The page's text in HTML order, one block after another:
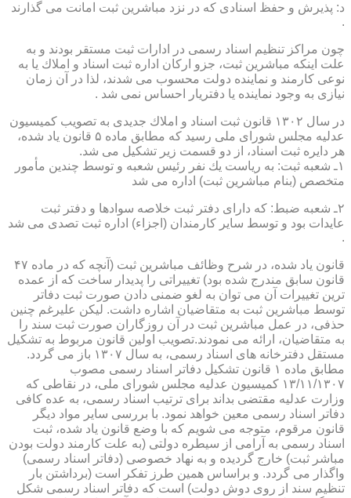
د: پذیرش و حفظ اسنادی كه در نزد مباشرین ثبت امانت می گذارند
.
چون مراكز تنظیم اسناد رسمی در ادارات ثبت مستقر بودند و به
علت اینكه مباشرین ثبت، جزو اركان اداره ثبت اسناد و املاك یا به
نوعی كارمند و نماینده دولت محسوب می شدند، لذا در آن زمان
نیازی به وجود نماینده یا دفتریار احساس نمی شد .
در سال ۱۳۰۲ قانون ثبت اسناد و املاك جدیدی به تصویب كمیسیون
عدلیه مجلس شورای ملی رسید كه مطابق ماده ۵ قانون یاد شده،
هر دایره ثبت اسناد، از دو قسمت زیر تشكیل می شد.
۱ـ شعبه ثبت: به ریاست یك نفر رئیس شعبه و توسط چندین مأمور
متخصص (بنام مباشرین ثبت) اداره می شد
۲ـ شعبه ضبط: كه دارای دفتر ثبت خلاصه سوادها و دفتر ثبت
عایدات بود و توسط سایر كارمندان (اجزاء) اداره ثبت تصدی می شد
.
قانون یاد شده، در شرح وظائف مباشرین ثبت (آنچه كه در ماده ۴۷
قانون سابق مندرج شده بود) تغییراتی را پدیدار ساخت كه از عمده
ترین تغییرات آن می توان به لغو ضمنی دادن صورت ثبت دفاتر
توسط مباشرین ثبت به متقاضیان اشاره داشت. لیكن علیرغم چنین
حذفی، در عمل مباشرین ثبت در آن روزگاران صورت ثبت سند را
به متقاضیان، ارائه می نمودند.تصویب اولین قانون مربوط به تشكیل
مستقل دفترخانه های اسناد رسمی، به سال ۱۳۰۷ باز می گردد.
مطابق ماده ۱ قانون تشكیل دفاتر اسناد رسمی مصوب
۱۳/۱۱/۱۳۰۷ كمیسیون عدلیه مجلس شورای ملی، در نقاطی كه
وزارت عدلیه مقتضی بداند برای ترتیب اسناد رسمی، به عده كافی
دفاتر اسناد رسمی معین خواهد نمود. با بررسی سایر مواد دیگر
قانون مرقوم، متوجه می شویم كه با وضع قانون یاد شده، ثبت
اسناد رسمی به آرامی از سیطره دولتی (به علت كارمند دولت بودن
مباشر ثبت) خارج گردیده و به نهاد خصوصی (دفاتر اسناد رسمی)
واگذار می گردد. و براساس همین طرز تفكر است (برداشتن بار
تنظیم سند از روی دوش دولت) است كه دفاتر اسناد رسمی شكل